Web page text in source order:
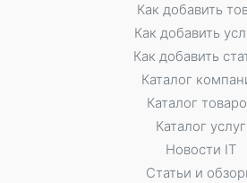
Как добавить
Как добавить
Как добавить
Каталог
Каталог
Каталог услуг
Новости IT
Статьи и